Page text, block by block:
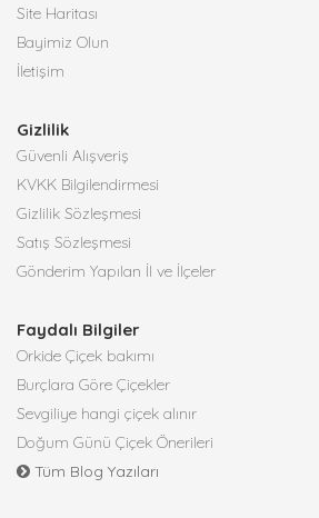
Site Haritası
Bayimiz Olun
İletişim
Gizlilik
Güvenli Alışveriş
KVKK Bilgilendirmesi
Gizlilik Sözleşmesi
Satış Sözleşmesi
Gönderim Yapılan İl ve İlçeler
Faydalı Bilgiler
Orkide Çiçek bakımı
Burçlara Göre Çiçekler
Sevgiliye hangi çiçek alınır
Doğum Günü Çiçek Önerileri
Tüm Blog Yazıları